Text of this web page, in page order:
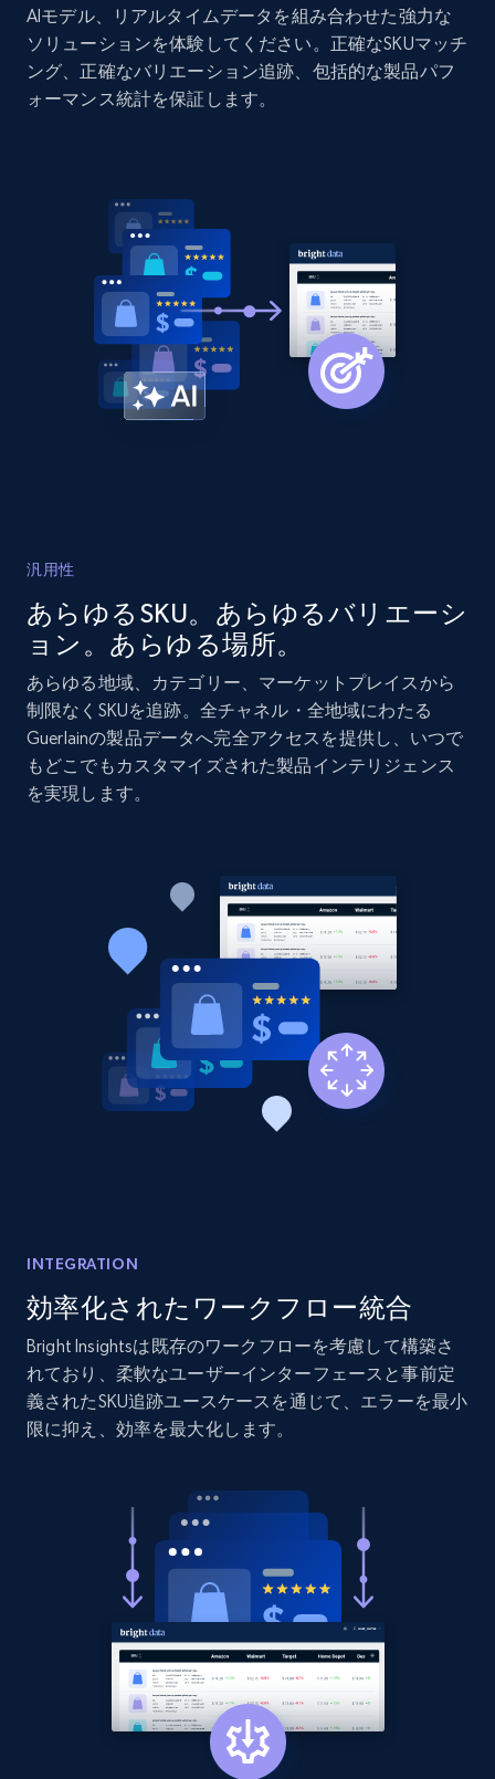
2.1K+ 375+ 今すぐ始める
Title, Seller name, Brand, Description, Initial
price, Currency, Availability, Reviews count, and
2.1K+ 375+ 今すぐ始める
Amazon products global dataset - Collects
Amazon products global dataset - Collect
Amazon products by seller URL
Title, Seller name, Brand, Description, Initial
price, Currency, Availability, Reviews count, and
Amazon products global dataset - Collect
products from Brands URLs
Title, Seller name, Brand, Description, Initial
price, Currency, Availability, Reviews count, and
Etsy
URL, Product id, Listing inventory id, Title, Rating,
Reviews count shop, Reviews count item, Initial
price, and more.
1.9K+ 323+ 今すぐ始める
Etsy - Collect data on products using
specified keywords
URL, Product id, Listing inventory id, Title, Rating,
Reviews count shop, Reviews count item, Initial
price, and more.
323+ 今すぐ始める
AIモデル、リアルタイムデータを組み合わせた強力な
ソリューションを体験してください。正確なSKUマッチ
ング、正確なバリエーション追跡、包括的な製品パフ
ォーマンス統計を保証します。
汎用性
あらゆるSKU。あらゆるバリエーシ
ョン。あらゆる場所。
あらゆる地域、カテゴリー、マーケットプレイスから
制限なくSKUを追跡。全チャネル・全地域にわたる
Guerlainの製品データへ完全アクセスを提供し、いつで
もどこでもカスタマイズされた製品インテリジェンス
を実現します。
INTEGRATION
効率化されたワークフロー統合
Bright Insightsは既存のワークフローを考慮して構築さ
れており、柔軟なユーザーインターフェースと事前定
義されたSKU追跡ユースケースを通じて、エラーを最小
限に抑え、効率を最大化します。